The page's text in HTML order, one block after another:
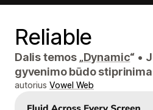
Reliable
Dalis temos „Dynamic“ •
gyvenimo būdo
autorius Vowel Web